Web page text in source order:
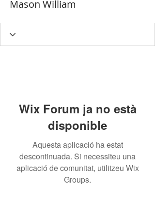
Mason William
Wix Forum ja no està
disponible
Aquesta aplicació ha estat
descontinuada. Si necessiteu una
aplicació de comunitat, utilitzeu Wix
Groups.